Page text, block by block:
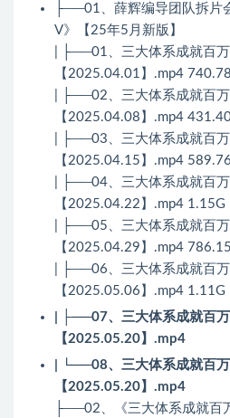
├──01、薛辉编导团队拆片
V》【25年5月新版】
| ├──01、三大体系成就百
【2025.04.01】.mp4
| ├──02、三大体系成就百
【2025.04.08】.mp4
| ├──03、三大体系成就百
【2025.04.15】.mp4
| ├──04、三大体系成就百
【2025.04.22】.mp4 1.15G
| ├──05、三大体系成就百
【2025.04.29】.mp4
| ├──06、三大体系成就百
【2025.05.06】.mp4 1.11G
| ├──07、三大体系成就百
【2025.05.20】.mp4
| └──08、三大体系成就百
【2025.05.20】.mp4
├──02、《三大体系成就百